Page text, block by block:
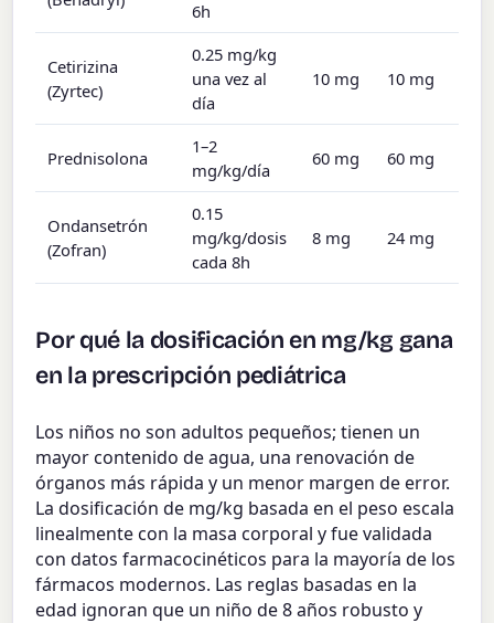
6h
Cetirizina
(Zyrtec)
0.25 mg/kg
una vez al
día
10 mg 10 mg
Prednisolona
1–2
mg/kg/día
60 mg 60 mg
Ondansetrón
(Zofran)
0.15
mg/kg/dosis
cada 8h
8 mg 24 mg
Por qué la dosificación en mg/kg gana
en la prescripción pediátrica
Los niños no son adultos pequeños; tienen un
mayor contenido de agua, una renovación de
órganos más rápida y un menor margen de error.
La dosificación de mg/kg basada en el peso escala
linealmente con la masa corporal y fue validada
con datos farmacocinéticos para la mayoría de los
fármacos modernos. Las reglas basadas en la
edad ignoran que un niño de 8 años robusto y